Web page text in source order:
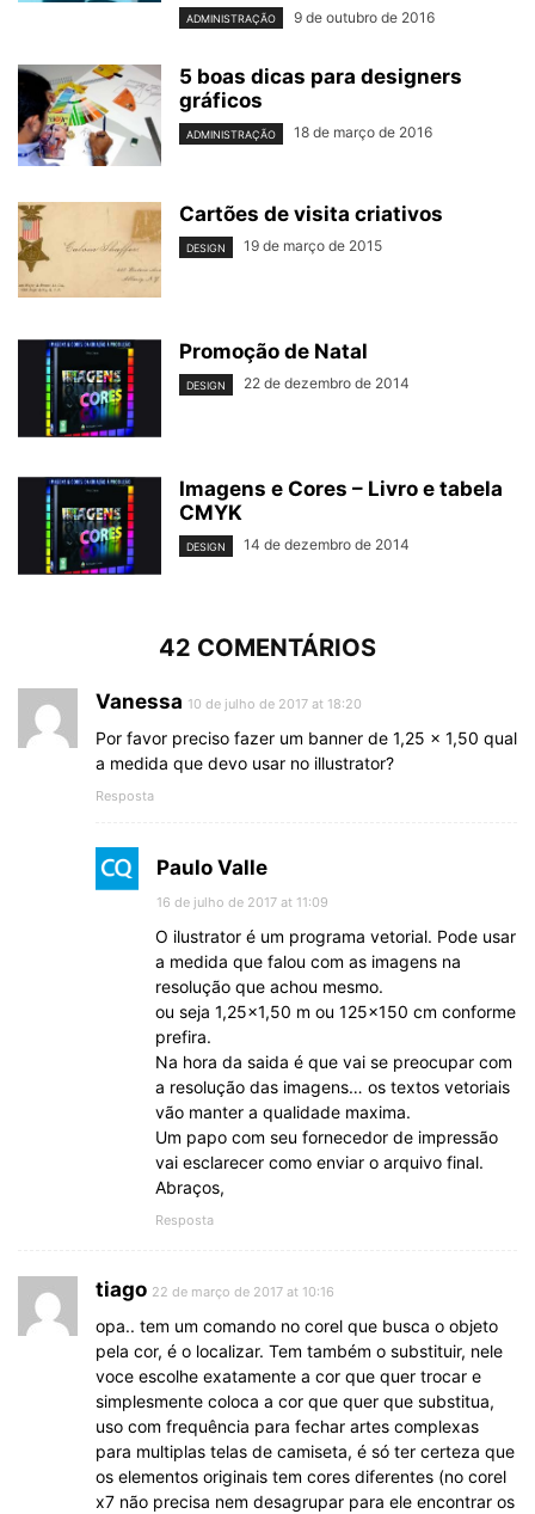
ADMINISTRAÇÃO 9 de outubro de 2016
5 boas dicas para designers
gráficos
ADMINISTRAÇÃO 18 de março de 2016
Cartões de visita criativos
DESIGN 19 de março de 2015
Promoção de Natal
DESIGN 22 de dezembro de 2014
Imagens e Cores – Livro e tabela
CMYK
DESIGN 14 de dezembro de 2014
42 COMENTÁRIOS
Vanessa 10 de julho de 2017 at 18:20
Por favor preciso fazer um banner de 1,25 x 1,50 qual
a medida que devo usar no illustrator?
Resposta
Paulo Valle
16 de julho de 2017 at 11:09
O ilustrator é um programa vetorial. Pode usar
a medida que falou com as imagens na
resolução que achou mesmo.
ou seja 1,25×1,50 m ou 125×150 cm conforme
prefira.
Na hora da saida é que vai se preocupar com
a resolução das imagens… os textos vetoriais
vão manter a qualidade maxima.
Um papo com seu fornecedor de impressão
vai esclarecer como enviar o arquivo final.
Abraços,
Resposta
tiago 22 de março de 2017 at 10:16
opa.. tem um comando no corel que busca o objeto
pela cor, é o localizar. Tem também o substituir, nele
voce escolhe exatamente a cor que quer trocar e
simplesmente coloca a cor que quer que substitua,
uso com frequência para fechar artes complexas
para multiplas telas de camiseta, é só ter certeza que
os elementos originais tem cores diferentes (no corel
x7 não precisa nem desagrupar para ele encontrar os